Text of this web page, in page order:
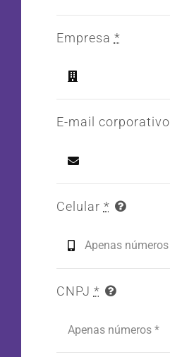
Empresa *
E-mail corporativo
Celular *
CNPJ *